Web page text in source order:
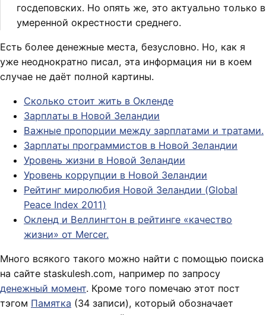
госдеповских. Но опять же, это актуально только в
умеренной окрестности среднего.
Есть более денежные места, безусловно. Но, как я
уже неоднократно писал, эта информация ни в коем
случае не даёт полной картины.
Сколько стоит жить в Окленде
Зарплаты в Новой Зеландии
Важные пропорции между зарплатами и тратами.
Зарплаты программистов в Новой Зеландии
Уровень жизни в Новой Зеландии
Уровень коррупции в Новой Зеландии
Рейтинг миролюбия Новой Зеландии (Global
Peace Index 2011)
Окленд и Веллингтон в рейтинге «качество
жизни» от Mercer.
Много всякого такого можно найти с помощью поиска
на сайте staskulesh.com, например по запросу
денежный момент. Кроме того помечаю этот пост
тэгом Памятка (34 записи), который обозначает